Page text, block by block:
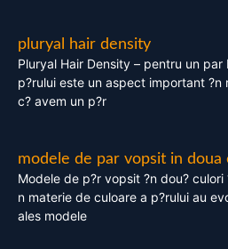
pluryal hair density
Pluryal Hair Density – pentru un par
p?rului este un aspect important ?n
c? avem un p?r
modele de par vopsit in doua
Modele de p?r vopsit ?n dou? culori
n materie de culoare a p?rului au
ales modele